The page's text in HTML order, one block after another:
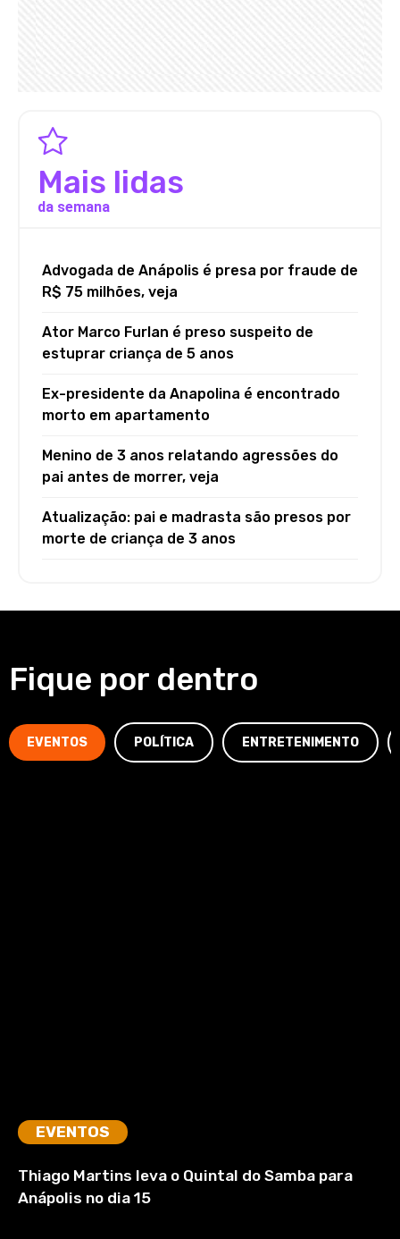
Mais lidas
da semana
Advogada de Anápolis é presa por fraude de
R$ 75 milhões, veja
Ator Marco Furlan é preso suspeito de
estuprar criança de 5 anos
Ex-presidente da Anapolina é encontrado
morto em apartamento
Menino de 3 anos relatando agressões do
pai antes de morrer, veja
Atualização: pai e madrasta são presos por
morte de criança de 3 anos
Fique por dentro
EVENTOS POLÍTICA ENTRETENIMENTO
EVENTOS
Thiago Martins leva o Quintal do Samba para
Anápolis no dia 15